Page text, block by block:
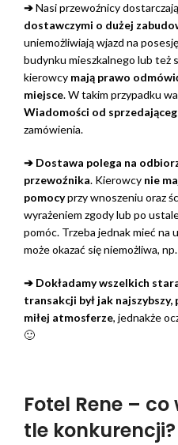
➔Nasi przewoźnicy
dostawczymi o dużej
uniemożliwiają wjazd na
budynku mieszkalnego lub też
kierowcy mają prawo
miejsce. W takim przypadku
Wiadomości od
zamówienia.
➔ Dostawa polega na
przewoźnika. Kierowcy nie
pomocyprzy wnoszeniu oraz
wyrażeniem zgody lub po
pomóc. Trzeba jednak mieć na
może okazać się niemożliwa,
➔ Dokładamy wszelkich
transakcji był jak najszybszy,
miłej atmosferze, jednakże
🙂
Fotel Rene –
tle konkurencji?